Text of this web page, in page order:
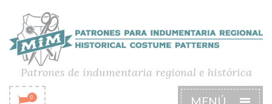
Patrones de indumentaria regional e histórica
0